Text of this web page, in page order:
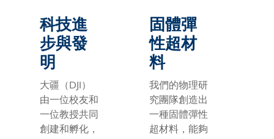
科技進
步與發
明
大疆（DJI）
由一位校友和
一位教授共同
創建和孵化，
固體彈
性超材
料
我們的物理研
究團隊創造出
一種固體彈性
超材料，能夠